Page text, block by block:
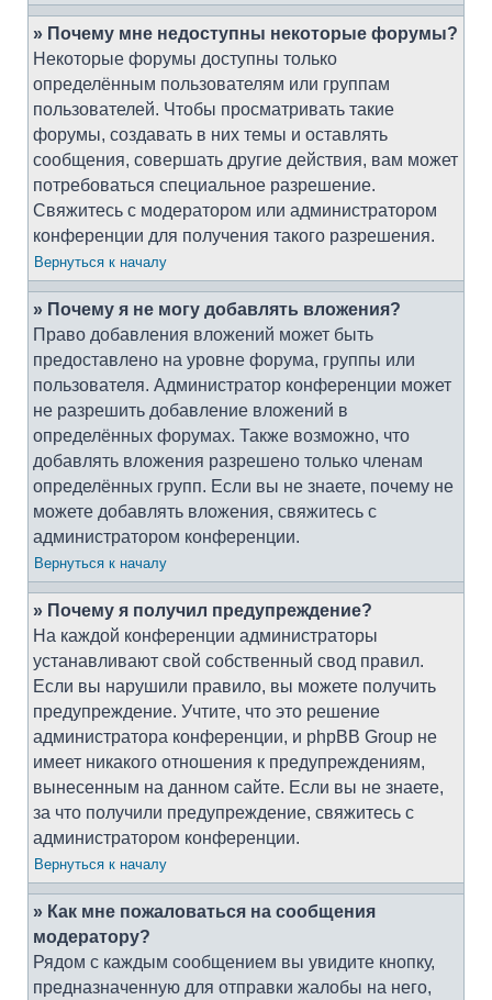
» Почему мне недоступны некоторые форумы?
Некоторые форумы доступны только
определённым пользователям или группам
пользователей. Чтобы просматривать такие
форумы, создавать в них темы и оставлять
сообщения, совершать другие действия, вам может
потребоваться специальное разрешение.
Свяжитесь с модератором или администратором
конференции для получения такого разрешения.
Вернуться к началу
» Почему я не могу добавлять вложения?
Право добавления вложений может быть
предоставлено на уровне форума, группы или
пользователя. Администратор конференции может
не разрешить добавление вложений в
определённых форумах. Также возможно, что
добавлять вложения разрешено только членам
определённых групп. Если вы не знаете, почему не
можете добавлять вложения, свяжитесь с
администратором конференции.
Вернуться к началу
» Почему я получил предупреждение?
На каждой конференции администраторы
устанавливают свой собственный свод правил.
Если вы нарушили правило, вы можете получить
предупреждение. Учтите, что это решение
администратора конференции, и phpBB Group не
имеет никакого отношения к предупреждениям,
вынесенным на данном сайте. Если вы не знаете,
за что получили предупреждение, свяжитесь с
администратором конференции.
Вернуться к началу
» Как мне пожаловаться на сообщения
модератору?
Рядом с каждым сообщением вы увидите кнопку,
предназначенную для отправки жалобы на него,